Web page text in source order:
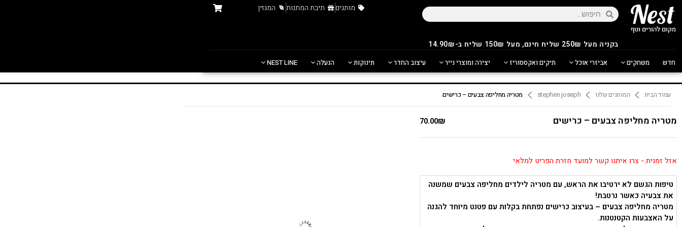
בקניה מעל 250 ₪ שליח חינם, מעל 150₪ שליח ב-14.90₪
מותגים תיבת המתנות המגזין
חדש משחקים אביזרי אוכל תיקים ואקססוריז יצירה ומוצרי נייר עיצוב החדר תינוקות הנעלה NEST LINE
עמוד הבית המותגים שלנו stephen joseph מטריה מחליפה צבעים – כרישים
מטריה מחליפה צבעים – כרישים 70.00₪
אזל זמנית - צרו איתנו קשר למועד חזרת הפריט למלאי
טיפות הגשם לא ירטיבו את הראש, עם מטריה לילדים מחליפה צבעים שמשנה
את צבעיה כאשר נרטבת!
מטריה מחליפה צבעים – בעיצוב כרישים נפתחת בקלות עם פטנט מיוחד להגנה
על האצבעות הקטנטנות.